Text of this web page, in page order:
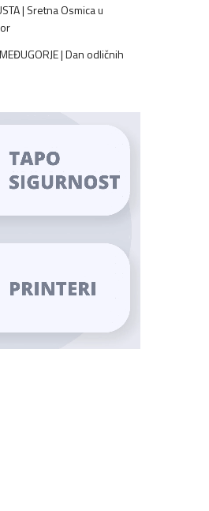
| Sretna Osmica u
| Dan odličnih